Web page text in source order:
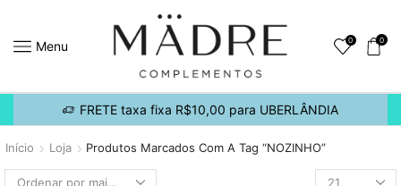
Menu 0 0
FRETE taxa fixa R$10,00 para UBERLÂNDIA
Início Loja Produtos Marcados Com A Tag “NOZINHO”